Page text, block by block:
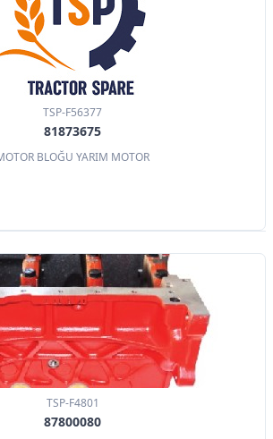
TSP-F56377
81873675
BLOĞU YARIM MOTOR
TSP-F4801
87800080